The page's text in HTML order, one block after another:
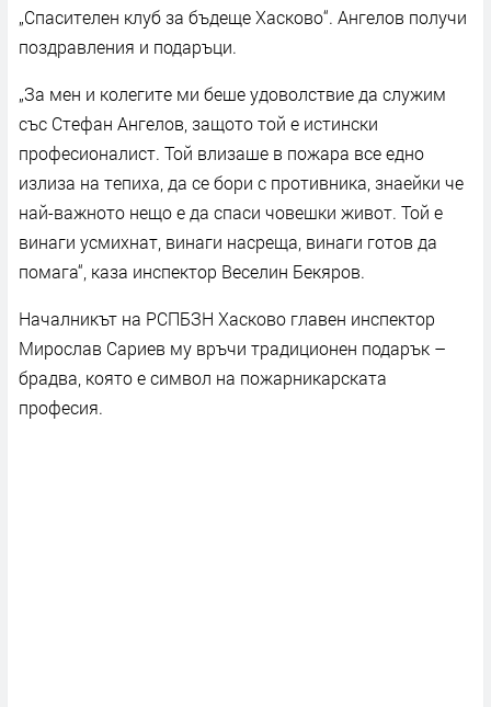
„Спасителен клуб за бъдеще Хасково“. Ангелов получи
поздравления и подаръци.
„За мен и колегите ми беше удоволствие да служим
със Стефан Ангелов, защото той е истински
професионалист. Той влизаше в пожара все едно
излиза на тепиха, да се бори с противника, знаейки че
най-важното нещо е да спаси човешки живот. Той е
винаги усмихнат, винаги насреща, винаги готов да
помага“, каза инспектор Веселин Бекяров.
Началникът на РСПБЗН Хасково главен инспектор
Мирослав Сариев му връчи традиционен подарък –
брадва, която е символ на пожарникарската
професия.